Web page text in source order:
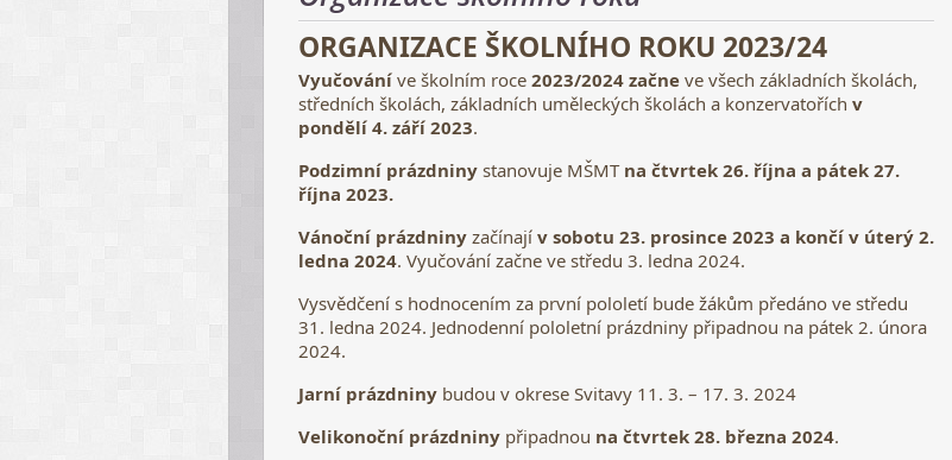
ORGANIZACE ŠKOLNÍHO ROKU 2023/24
Vyučování ve školním roce 2023/2024 začne ve všech základních školách,
středních školách, základních uměleckých školách a konzervatořích v
pondělí 4. září 2023.
Podzimní prázdniny stanovuje MŠMT na čtvrtek 26. října a pátek 27.
října 2023.
Vánoční prázdniny začínají v sobotu 23. prosince 2023 a končí v úterý 2.
ledna 2024. Vyučování začne ve středu 3. ledna 2024.
Vysvědčení s hodnocením za první pololetí bude žákům předáno ve středu
31. ledna 2024. Jednodenní pololetní prázdniny připadnou na pátek 2. února
2024.
Jarní prázdniny budou v okrese Svitavy 11. 3. – 17. 3. 2024
Velikonoční prázdniny připadnou na čtvrtek 28. března 2024.